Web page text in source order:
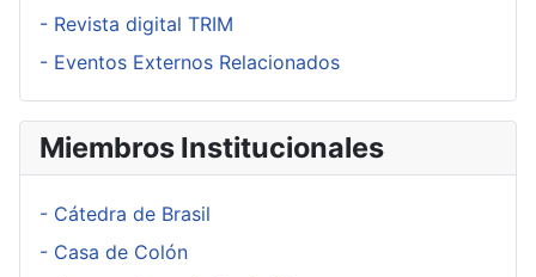
- Revista digital TRIM
- Eventos Externos Relacionados
Miembros Institucionales
- Cátedra de Brasil
- Casa de Colón